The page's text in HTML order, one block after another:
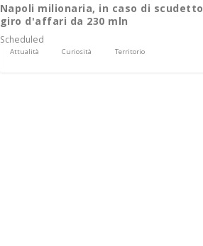
Napoli milionaria, in caso di scudetto
giro d'affari da 230 mln
Scheduled
Attualità Curiosità Territorio